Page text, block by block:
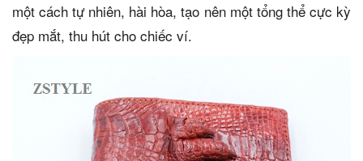
một cách tự nhiên, hài hòa, tạo nên một tổng thể cực kỳ
đẹp mắt, thu hút cho chiếc ví.